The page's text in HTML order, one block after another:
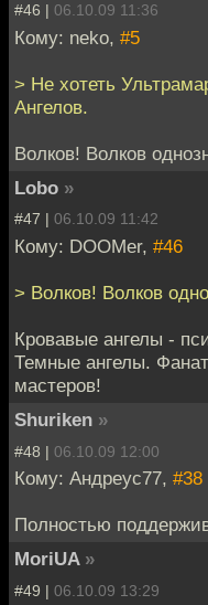
#46 | 06.10.09 11:36
Кому: neko, #5
> Не хотеть
Ангелов.
Волков! Волков
Lobo »
#47 | 06.10.09 11:42
Кому: DOOMer, #46
> Волков! Волков
Кровавые ангелы -
Темные ангелы.
мастеров!
Shuriken »
#48 | 06.10.09 12:00
Кому: Андреус77, #38
Полностью
MoriUA »
#49 | 06.10.09 13:29